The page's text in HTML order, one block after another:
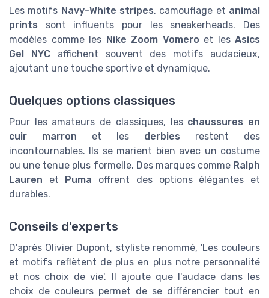
Les motifs Navy-White stripes, camouflage et animal
prints sont influents pour les sneakerheads. Des
modèles comme les Nike Zoom Vomero et les Asics
Gel NYCaffichent souvent des motifs audacieux,
ajoutant une touche sportive et dynamique.
Quelques options classiques
Pour les amateurs de classiques, les chaussures en
cuir marron et les derbies restent des
incontournables. Ils se marient bien avec un costume
ou une tenue plus formelle. Des marques comme Ralph
Lauren et Puma offrent des options élégantes et
durables.
Conseils d'experts
D'après Olivier Dupont, styliste renommé, 'Les couleurs
et motifs reflètent de plus en plus notre personnalité
et nos choix de vie'. Il ajoute que l'audace dans les
choix de couleurs permet de se différencier tout en